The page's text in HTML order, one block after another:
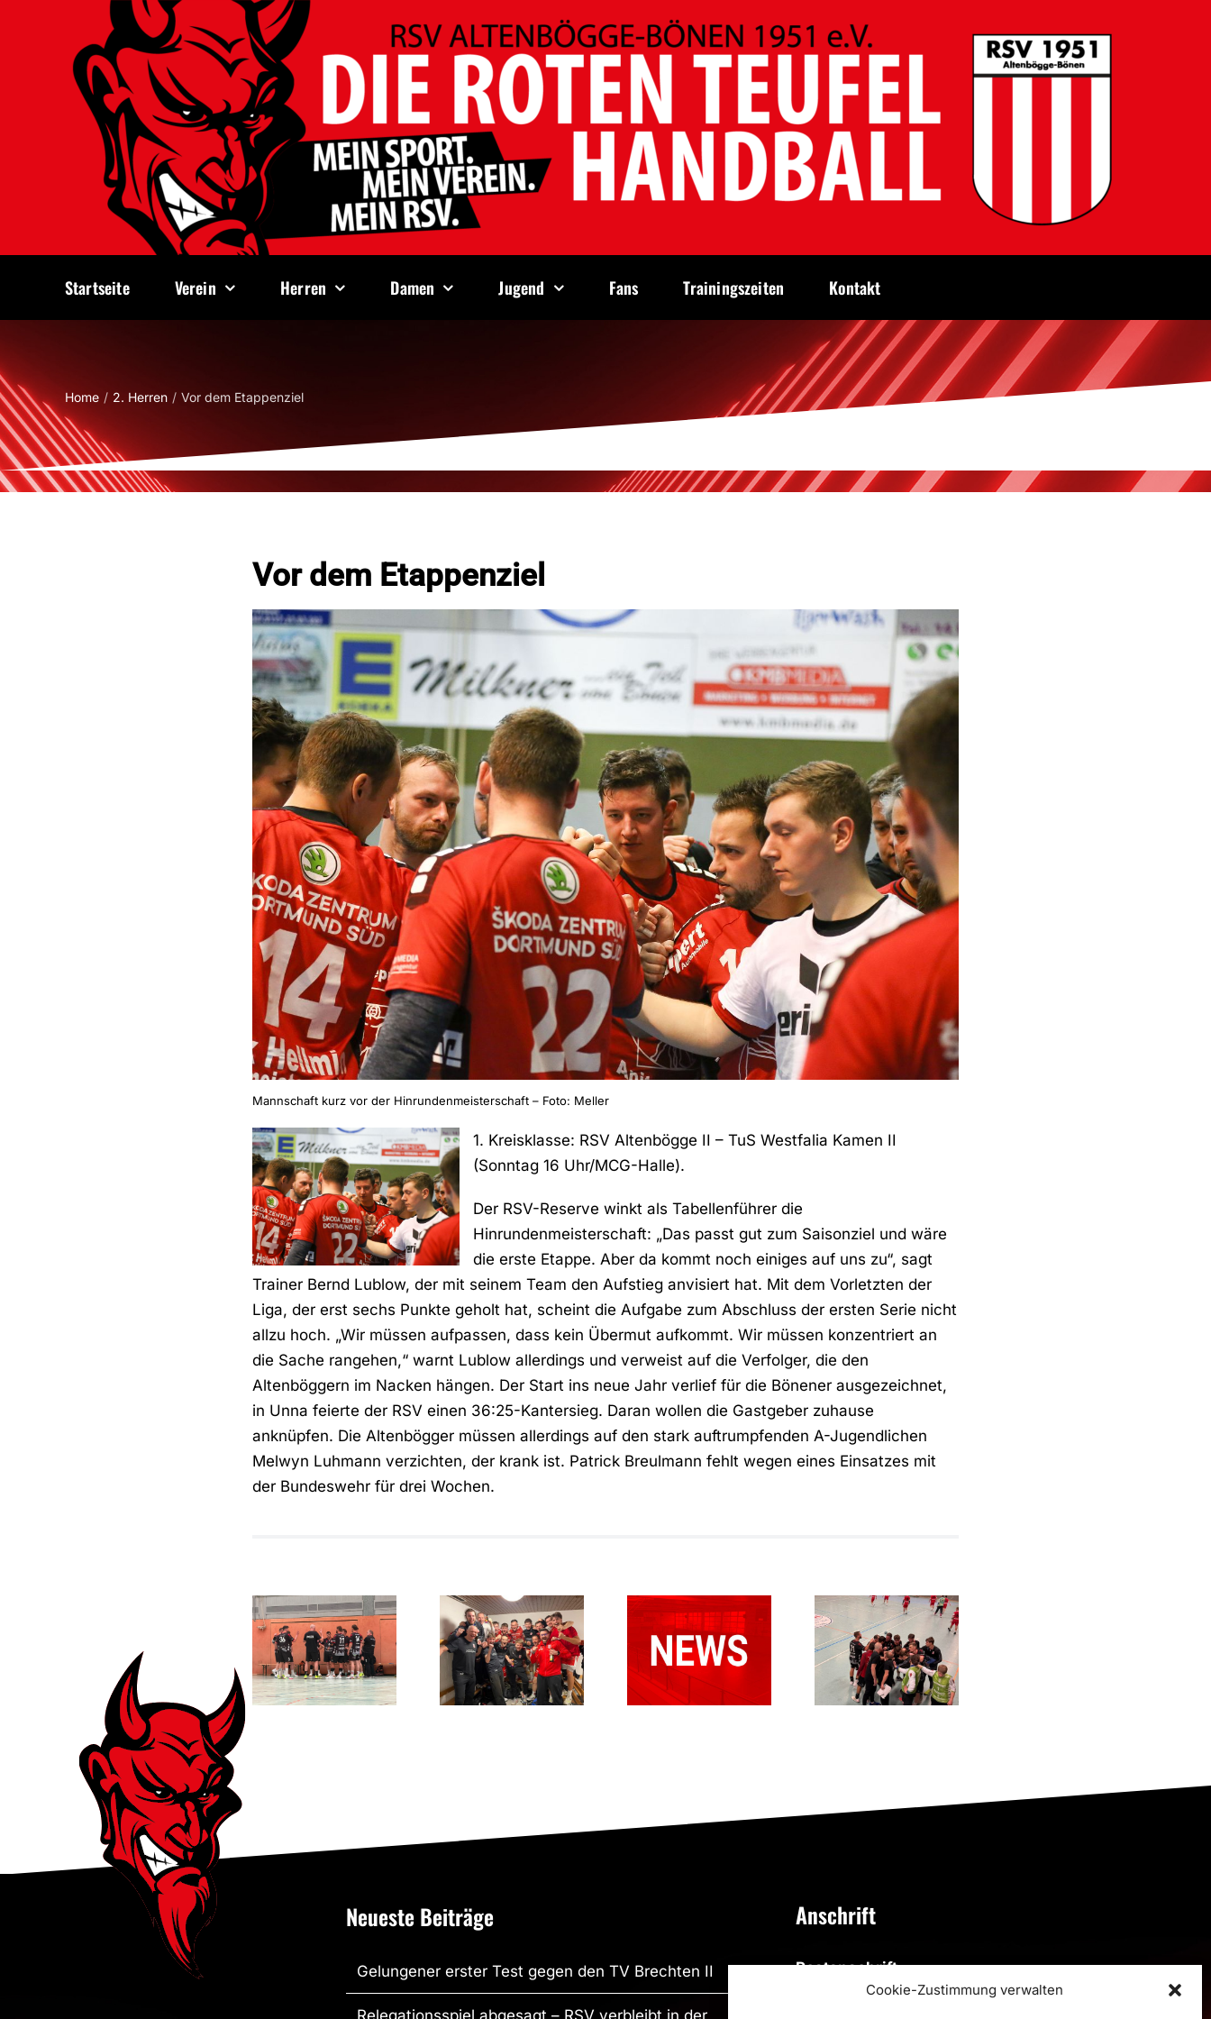
Cookie-Zustimmung verwalten
Startseite Verein Herren Damen Jugend Fans Trainingszeiten Kontakt
Home 2. Herren Vor dem Etappenziel
Vor dem Etappenziel
Mannschaft kurz vor der Hinrundenmeisterschaft – Foto: Meller
1. Kreisklasse: RSV Altenbögge II – TuS Westfalia Kamen II
(Sonntag 16 Uhr/MCG-Halle).
Der RSV-Reserve winkt als Tabellenführer die
Hinrundenmeisterschaft: „Das passt gut zum Saisonziel und wäre
die erste Etappe. Aber da kommt noch einiges auf uns zu“, sagt
Trainer Bernd Lublow, der mit seinem Team den Aufstieg anvisiert hat. Mit dem Vorletzten der
Liga, der erst sechs Punkte geholt hat, scheint die Aufgabe zum Abschluss der ersten Serie nicht
allzu hoch. „Wir müssen aufpassen, dass kein Übermut aufkommt. Wir müssen konzentriert an
die Sache rangehen,“ warnt Lublow allerdings und verweist auf die Verfolger, die den
Altenböggern im Nacken hängen. Der Start ins neue Jahr verlief für die Bönener ausgezeichnet,
in Unna feierte der RSV einen 36:25-Kantersieg. Daran wollen die Gastgeber zuhause
anknüpfen. Die Altenbögger müssen allerdings auf den stark auftrumpfenden A-Jugendlichen
Melwyn Luhmann verzichten, der krank ist. Patrick Breulmann fehlt wegen eines Einsatzes mit
der Bundeswehr für drei Wochen.
Gelungener
erster Test
gegen den
TV Brechten
II
Altenbögge-
Bönen II –
SGH Unna-
Massen II
34:30
bringt
Punktgewinn:
RSV
Altenbögge
erkämpft
Dolberg 2 –
RSV
Altenbögge-
Bönen 2 |
22:29
Neueste Beiträge
Gelungener erster Test gegen den TV Brechten II
Anschrift
Postanschrift
RSV Altenbögge-Bönen 1951 e.V.